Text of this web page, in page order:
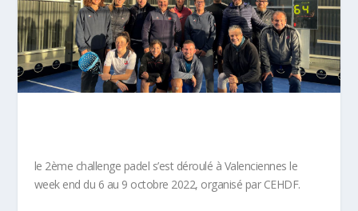
le 2ème challenge padel s’est déroulé à Valenciennes le
week end du 6 au 9 octobre 2022, organisé par CEHDF.